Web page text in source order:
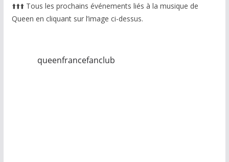
⬆️⬆️⬆️ Tous les prochains événements liés à la musique de
Queen en cliquant sur l’image ci-dessus.
queenfrancefanclub